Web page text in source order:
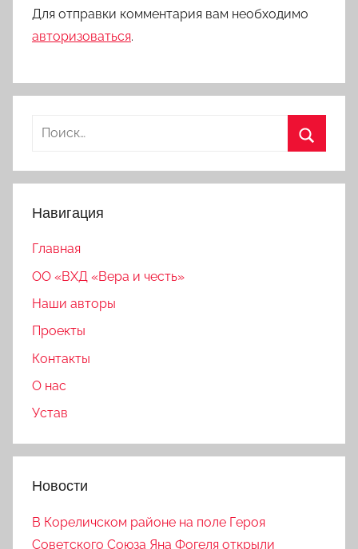
Для отправки комментария вам необходимо
авторизоваться.
Найти:
Навигация
Главная
ОО «ВХД «Вера и честь»
Наши авторы
Проекты
Контакты
О нас
Устав
Новости
В Кореличском районе на поле Героя
Советского Союза Яна Фогеля открыли